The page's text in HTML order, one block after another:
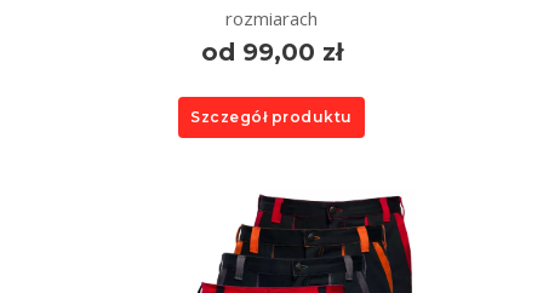
rozmiarach
od 99,00 zł
Szczegół produktu